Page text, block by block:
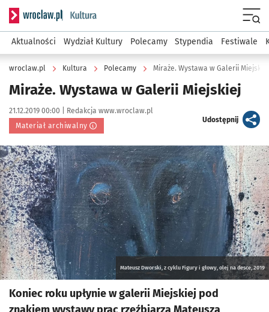
Serwis informacyjny wroclaw.pl podserwis: Kultura
Aktualności Wydział Kultury Polecamy Stypendia Festiwale
wroclaw.pl Kultura Polecamy Miraże. Wystawa w Galerii Miejskiej
Miraże. Wystawa w Galerii Miejskiej
Data publikacji:
21.12.2019 00:00 | Autor:
Redakcja www.wroclaw.pl
Materiał archiwalny
Udostępnijartykuł
Kliknij, aby powiększyć
Mateusz Dworski, z cyklu Figury i głowy, olej na desce, 2019
Koniec roku upłynie w galerii Miejskiej pod